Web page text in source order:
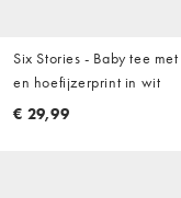
Six Stories - Baby tee
en hoefijzerprint in wit
€ 29,99